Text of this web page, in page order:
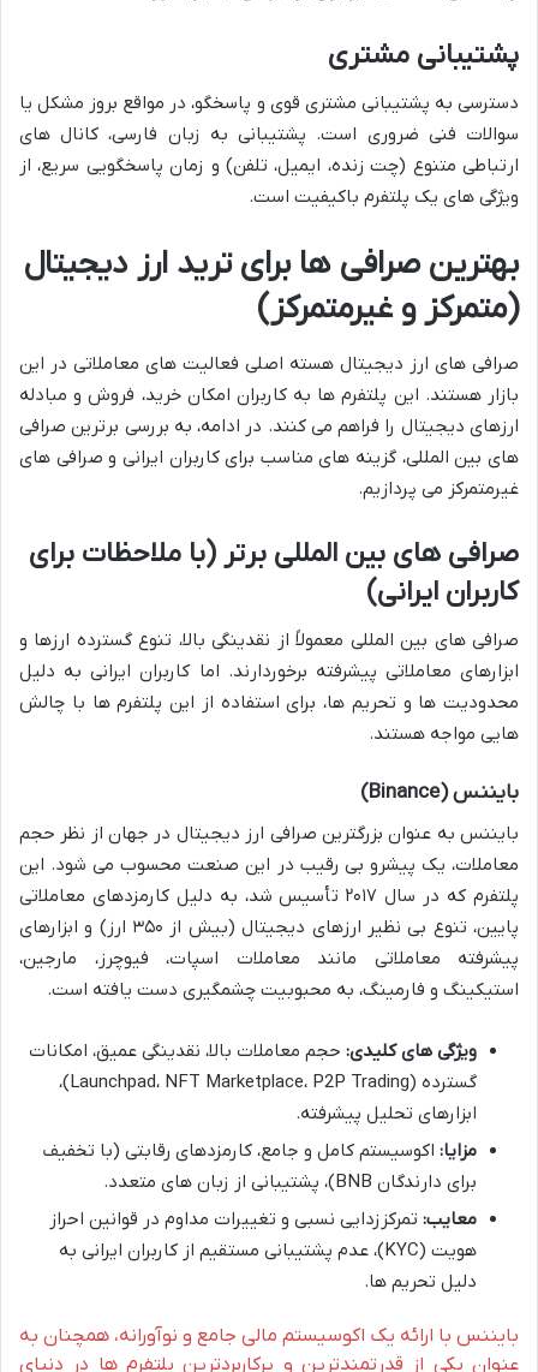
پشتیبانی مشتری
دسترسی به پشتیبانی مشتری قوی و پاسخگو، در مواقع بروز مشکل یا
سوالات فنی ضروری است. پشتیبانی به زبان فارسی، کانال های
ارتباطی متنوع (چت زنده، ایمیل، تلفن) و زمان پاسخگویی سریع، از
ویژگی های یک پلتفرم باکیفیت است.
بهترین صرافی ها برای ترید ارز دیجیتال
(متمرکز و غیرمتمرکز)
صرافی های ارز دیجیتال هسته اصلی فعالیت های معاملاتی در این
بازار هستند. این پلتفرم ها به کاربران امکان خرید، فروش و مبادله
ارزهای دیجیتال را فراهم می کنند. در ادامه، به بررسی برترین صرافی
های بین المللی، گزینه های مناسب برای کاربران ایرانی و صرافی های
غیرمتمرکز می پردازیم.
صرافی های بین المللی برتر (با ملاحظات برای
کاربران ایرانی)
صرافی های بین المللی معمولاً از نقدینگی بالا، تنوع گسترده ارزها و
ابزارهای معاملاتی پیشرفته برخوردارند. اما کاربران ایرانی به دلیل
محدودیت ها و تحریم ها، برای استفاده از این پلتفرم ها با چالش
هایی مواجه هستند.
بایننس (Binance)
بایننس به عنوان بزرگترین صرافی ارز دیجیتال در جهان از نظر حجم
معاملات، یک پیشرو بی رقیب در این صنعت محسوب می شود. این
پلتفرم که در سال ۲۰۱۷ تأسیس شد، به دلیل کارمزدهای معاملاتی
پایین، تنوع بی نظیر ارزهای دیجیتال (بیش از ۳۵۰ ارز) و ابزارهای
پیشرفته معاملاتی مانند معاملات اسپات، فیوچرز، مارجین،
استیکینگ و فارمینگ، به محبوبیت چشمگیری دست یافته است.
ویژگی های کلیدی: حجم معاملات بالا، نقدینگی عمیق، امکانات
گسترده (Launchpad، NFT Marketplace، P2P Trading)،
ابزارهای تحلیل پیشرفته.
مزایا: اکوسیستم کامل و جامع، کارمزدهای رقابتی (با تخفیف
برای دارندگان BNB)، پشتیبانی از زبان های متعدد.
معایب: تمرکززدایی نسبی و تغییرات مداوم در قوانین احراز
هویت (KYC)، عدم پشتیبانی مستقیم از کاربران ایرانی به
دلیل تحریم ها.
بایننس با ارائه یک اکوسیستم مالی جامع و نوآورانه، همچنان به
عنوان یکی از قدرتمندترین و پرکاربردترین پلتفرم ها در دنیای